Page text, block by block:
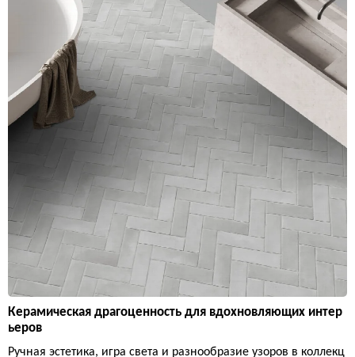
Керамическая драгоценность для вдохновляющих интер
ьеров
Ручная эстетика, игра света и разнообразие узоров в коллекц